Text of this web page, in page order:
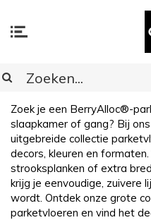
Palace
Zoek je een BerryAlloc®-
slaapkamer of gang? Bij
uitgebreide collectie
decors, kleuren en
strooksplanken of extra
krijg je eenvoudige, zuivere
wordt. Ontdek onze grote
parketvloeren en vind het